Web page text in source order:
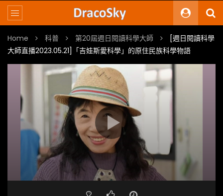
Home 科普 第20屆週日閱讀科學大師
[週日閱讀科學
大師直播2023.05.21]「吉娃斯愛科學」的原住民族科學物語